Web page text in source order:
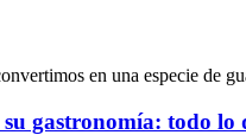
en una especie de
gastronomía: todo lo